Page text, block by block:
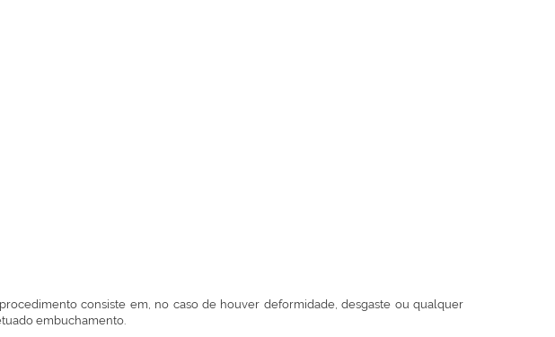
consiste em, no caso de houver deformidade, desgaste ou qualquer
embuchamento.